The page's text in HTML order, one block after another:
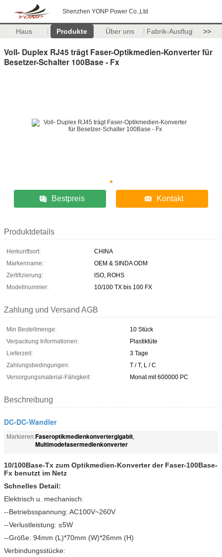
Shenzhen YONP Power Co.,Ltd
Haus Produkte Über uns Fabrik-Ausflug >>
Voll- Duplex RJ45 trägt Faser-Optikmedien-Konverter für
Besetzer-Schalter 100Base - Fx
Bestpreis Kontakt
Produktdetails
Herkunftsort:
CHINA
Markenname:
OEM & SINDA ODM
Zertifizierung:
ISO, ROHS
Modellnummer:
10/100 TX bis 100 FX
Zahlung und Versand AGB
Min Bestellmenge:
10 Stück
Verpackung Informationen:
Plastiktüte
Lieferzeit:
3 Tage
Zahlungsbedingungen:
T / T, L / C
Versorgungsmaterial-Fähigkeit:
Monat mit 600000 PC
Beschreibung
DC-DC-Wandler
Markieren:Faseroptikmedienkonvertergigabit,
Multimodefasermedienkonverter
10/100Base-Tx zum Optikmedien-Konverter der Faser-100Base-
Fx benutzt im Netz
Schnelles Detail:
Elektrisch u. mechanisch:
--Betriebsspannung: AC100V~260V
--Verlustleistung: ≤5W
--Größe: 94mm (L)*70mm (W)*26mm (H)
Verbindungsstücke: